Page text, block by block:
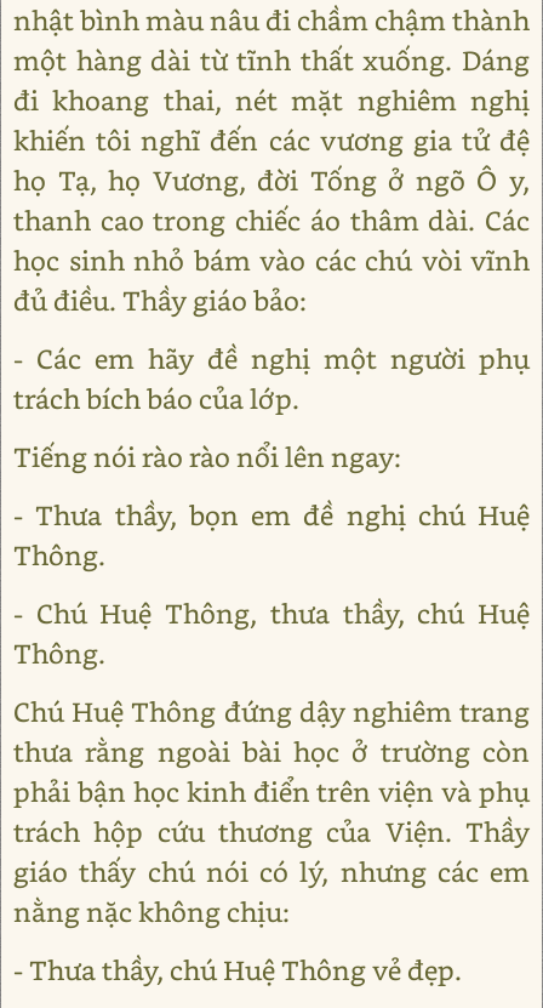
nhật bình màu nâu đi chầm chậm thành
một hàng dài từ tĩnh thất xuống. Dáng
đi khoang thai, nét mặt nghiêm nghị
khiến tôi nghĩ đến các vương gia tử đệ
họ Tạ, họ Vương, đời Tống ở ngõ Ô y,
thanh cao trong chiếc áo thâm dài. Các
học sinh nhỏ bám vào các chú vòi vĩnh
đủ điều. Thầy giáo bảo:
- Các em hãy đề nghị một người phụ
trách bích báo của lớp.
Tiếng nói rào rào nổi lên ngay:
- Thưa thầy, bọn em đề nghị chú Huệ
Thông.
- Chú Huệ Thông, thưa thầy, chú Huệ
Thông.
Chú Huệ Thông đứng dậy nghiêm trang
thưa rằng ngoài bài học ở trường còn
phải bận học kinh điển trên viện và phụ
trách hộp cứu thương của Viện. Thầy
giáo thấy chú nói có lý, nhưng các em
nằng nặc không chịu:
- Thưa thầy, chú Huệ Thông vẻ đẹp.